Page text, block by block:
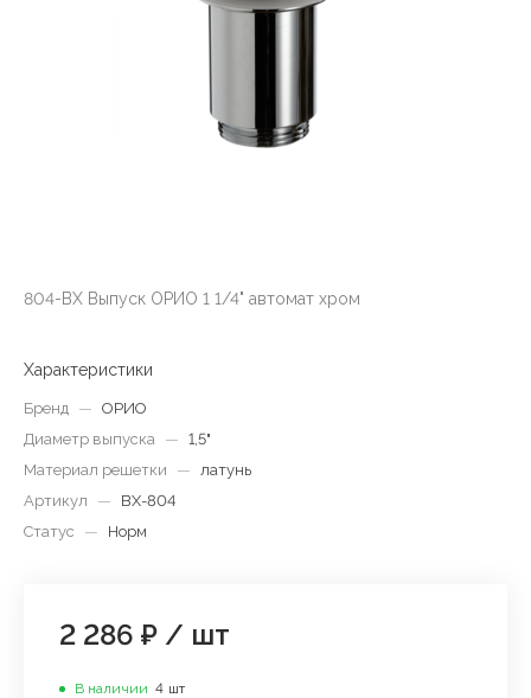
804-BX Выпуск ОРИО 1 1/4" автомат хром
Характеристики
Бренд — ОРИО
Диаметр выпуска — 1,5"
Материал решетки
— латунь
Артикул
—
ВХ-804
Статус
— Норм
2 286 ₽ / шт
В наличии 4 шт